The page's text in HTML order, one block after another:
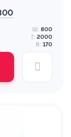
Ш: 800
Г: 2000
В: 170